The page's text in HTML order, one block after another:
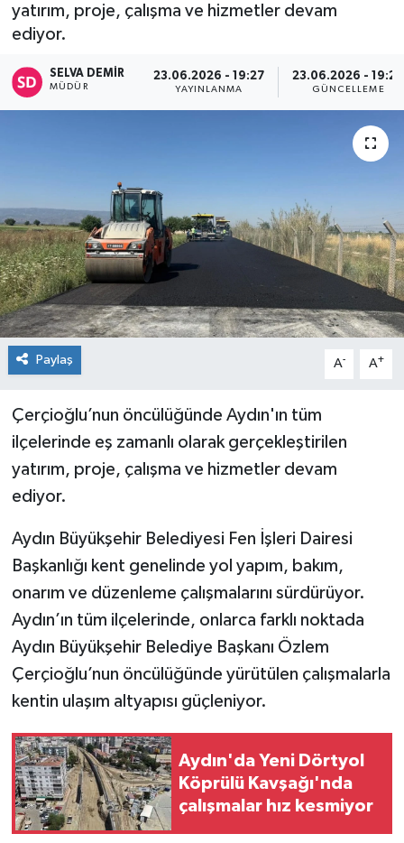
yatırım, proje, çalışma ve hizmetler devam
ediyor.
SELVA DEMIR
MÜDÜR
23.06.2026 - 19:27
YAYINLANMA
23.06.2026 - 19:29
GÜNCELLEME
Paylaş A- A+
Çerçioğlu’nun öncülüğünde Aydın'ın tüm
ilçelerinde eş zamanlı olarak gerçekleştirilen
yatırım, proje, çalışma ve hizmetler devam
ediyor.
Aydın Büyükşehir Belediyesi Fen İşleri Dairesi
Başkanlığı kent genelinde yol yapım, bakım,
onarım ve düzenleme çalışmalarını sürdürüyor.
Aydın’ın tüm ilçelerinde, onlarca farklı noktada
Aydın Büyükşehir Belediye Başkanı Özlem
Çerçioğlu’nun öncülüğünde yürütülen çalışmalarla
kentin ulaşım altyapısı güçleniyor.
Aydın'da Yeni Dörtyol
Köprülü Kavşağı'nda
çalışmalar hız kesmiyor